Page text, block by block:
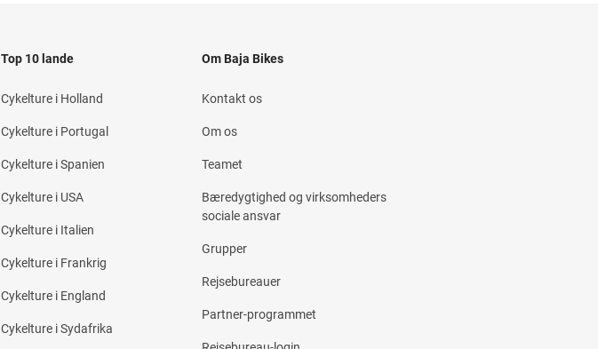
Top 10 lande
Cykelture i Holland
Cykelture i Portugal
Cykelture i Spanien
Cykelture i USA
Cykelture i Italien
Cykelture i Frankrig
Cykelture i England
Cykelture i Sydafrika
Om Baja Bikes
Kontakt os
Om os
Teamet
Bæredygtighed og virksomheders
sociale ansvar
Grupper
Rejsebureauer
Partner-programmet